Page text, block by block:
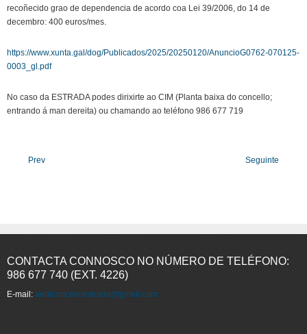
recoñecido grao de dependencia de acordo coa Lei 39/2006, do 14 de
decembro: 400 euros/mes.
https://www.xunta.gal/dog/Publicados/2025/20250120/AnuncioG0762-070125-
0003_gl.pdf
No caso da ESTRADA podes dirixirte ao CIM (Planta baixa do concello;
entrando á man dereita) ou chamando ao teléfono 986 677 719
Prev Seguinte
CONTACTA CONNOSCO NO NÚMERO DE TELÉFONO:
986 677 740 (EXT. 4226)
E-mail: aedlconcelloestrada@gmail.com